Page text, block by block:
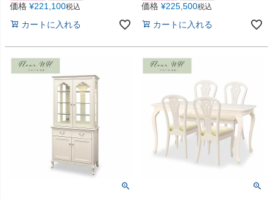
価格 ¥221,100税込
カートに入れる
価格 ¥225,500税込
カートに入れる